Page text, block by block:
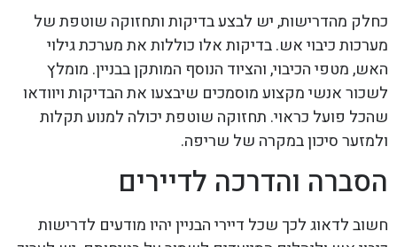
כחלק מהדרישות, יש לבצע בדיקות ותחזוקה שוטפת של
מערכות כיבוי אש. בדיקות אלו כוללות את מערכת גילוי
האש, מטפי הכיבוי, והציוד הנוסף המותקן בבניין. מומלץ
לשכור אנשי מקצוע מוסמכים שיבצעו את הבדיקות ויוודאו
שהכל פועל כראוי. תחזוקה שוטפת יכולה למנוע תקלות
ולמזער סיכון במקרה של שריפה.
הסברה והדרכה לדיירים
חשוב לדאוג לכך שכל דיירי הבניין יהיו מודעים לדרישות